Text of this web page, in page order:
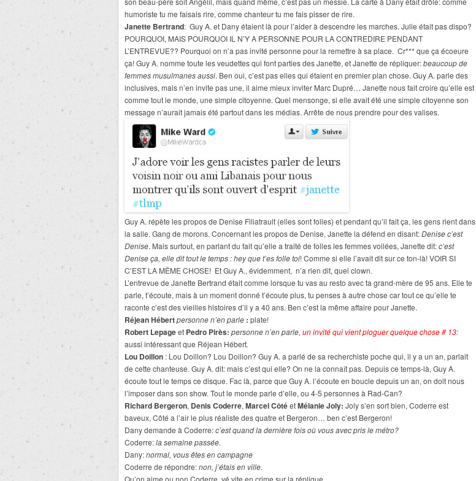
humoriste tu me faisais rire, comme chanteur tu me fais pisser de rire.
Janette Bertrand: Guy A. et Dany étaient là pour l’aider à descendre les marches. Julie était pas dispo?
POURQUOI, MAIS POURQUOI IL N’Y A PERSONNE POUR LA CONTREDIRE PENDANT
L’ENTREVUE?? Pourquoi on n’a pas invité personne pour la remettre à sa place. Cr*** que ça écoeure
ça! Guy A. nomme toute les veudettes qui font parties des Janette, et Janette de répliquer:beaucoup de
femmes musulmanes aussi. Ben oui, c’est pas elles qui étaient en premier plan chose. Guy A. parle des
inclusives, mais n’en invite pas une, il aime mieux inviter Marc Dupré… Janette nous fait croire qu’elle est
comme tout le monde, une simple citoyenne. Quel mensonge, si elle avait été une simple citoyenne son
message n’aurait jamais été partout dans les médias. Arrête de nous prendre pour des valises.
Guy A. répète les propos de Denise Filiatrault (elles sont folles) et pendant qu’il fait ça, les gens rient dans
la salle. Gang de morons. Concernant les propos de Denise, Janette la défend en disant:Denise c’est
Denise. Mais surtout, en parlant du fait qu’elle a traité de folles les femmes voilées, Janette dit:c’est
Denise ça, elle dit tout le temps : hey que t’es folle toi! Comme si elle l’avait dit sur ce ton-là! VOIR SI
C’EST LA MÊME CHOSE! Et Guy A., évidemment, n’a rien dit, quel clown.
L’entrevue de Janette Bertrand était comme lorsque tu vas au resto avec ta grand-mère de 95 ans. Elle te
parle, t’écoute, mais à un moment donné t’écoute plus, tu penses à autre chose car tout ce qu’elle te
raconte c’est des vieilles histoires d’il y a 40 ans. Ben c’est la même affaire pour Janette.
Réjean Hébertpersonne n’en parle : plate!
Robert Lepageet Pedro Pirès: personne n’en parle, un invité qui vient ploguer quelque chose # 13:
aussi intéressant que Réjean Hébert.
Lou Doillon : Lou Doillon? Lou Doillon? Guy A. a parlé de sa recherchiste poche qui, il y a un an, parlait
de cette chanteuse. Guy A. dit: mais c’est qui elle? On ne la connaît pas. Depuis ce temps-là, Guy A.
écoute tout le temps ce disque. Fac là, parce que Guy A. l’écoute en boucle depuis un an, on doit nous
l’imposer dans son show. Tout le monde parle d’elle, ou 4-5 personnes à Rad-Can?
Richard Bergeron, Denis Coderre, Marcel CôtéetMélanie Joly: Joly s’en sort bien, Coderre est
baveux, Côté a l’air le plus réaliste des quatre et Bergeron… ben c’est Bergeron!
Dany demande à Coderre:c’est quand la dernière fois où vous avec pris le métro?
Coderre:la semaine passée.
Dany:normal, vous êtes en campagne
Coderre de répondre:non, j’étais en ville.
Qu’on aime ou non Coderre, yé vite en crime sur la réplique.